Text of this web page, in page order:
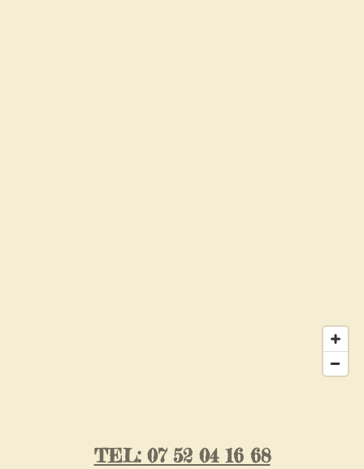
TEL: 07 52 04 16 68